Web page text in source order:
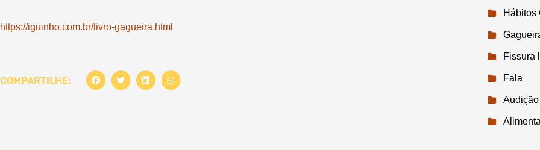
https://iguinho.com.br/livro-gagueira.html
COMPARTILHE:
Hábitos
Fissura
Fala
Audição